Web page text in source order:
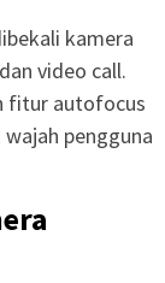
kamera
video call.
fitur autofocus
pengguna